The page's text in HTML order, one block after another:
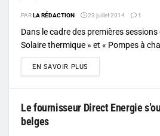
PARLA RÉDACTION 23 juillet 2014 1
Dans le cadre des premières
Solaire thermique » et « Pompes à
EN SAVOIR PLUS
Le fournisseur Direct Energie
belges